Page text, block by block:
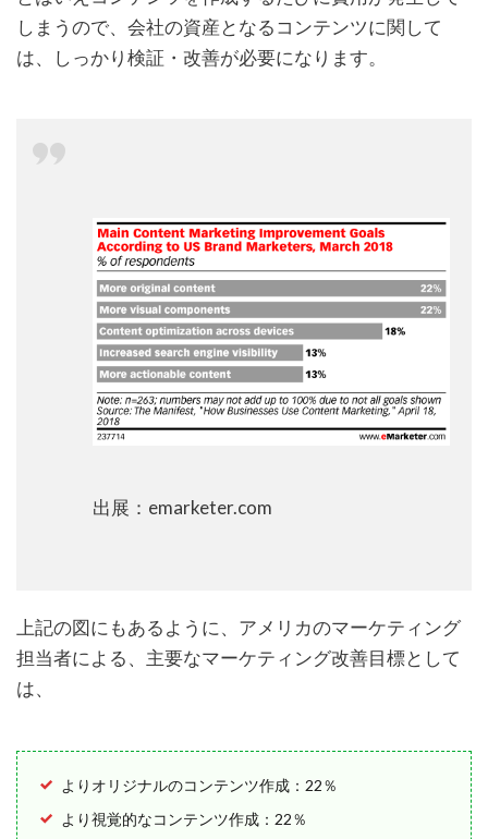
しまうので、会社の資産となるコンテンツに関して
は、しっかり検証・改善が必要になります。
出展：emarketer.com
上記の図にもあるように、アメリカのマーケティング
担当者による、主要なマーケティング改善目標として
は、
よりオリジナルのコンテンツ作成：22％
より視覚的なコンテンツ作成：22％